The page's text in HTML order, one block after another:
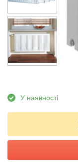
У наявності